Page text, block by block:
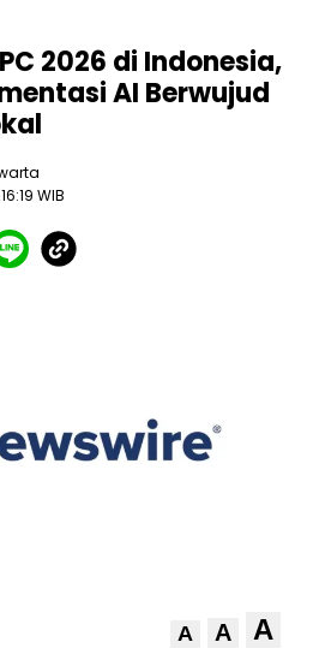
2026 di Indonesia,
AI Berwujud
WIB
A A A